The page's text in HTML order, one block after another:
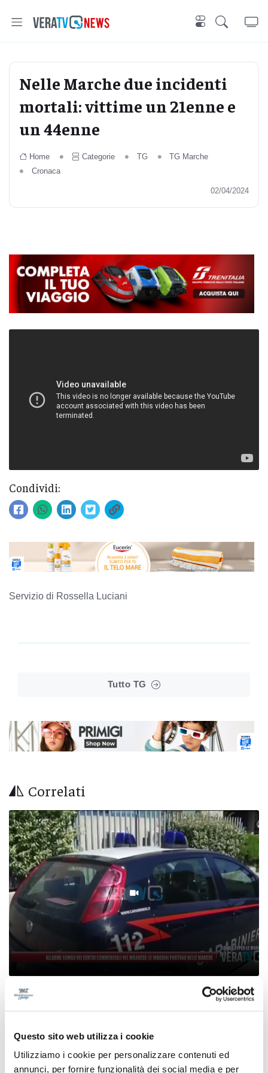
Questo sito web utilizza i cookie
Utilizziamo i cookie per personalizzare contenuti ed
annunci, per fornire funzionalità dei social media e per
Nelle Marche due incidenti
mortali: vittime un 21enne e
un 44enne
Home Categorie TG
TG Marche
Cronaca
02/04/2024
Condividi:
Servizio di Rossella Luciani
Tutto TG
Correlati
Allarme bomba nei centri commerciali del
Milanese, le indagini portano nelle Marche